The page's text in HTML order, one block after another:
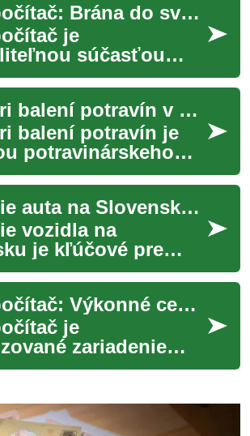
Herný počítač: Brána do sveta virtuálnej zábavy
je
súčasťou
nadšencov
zábavy. Tento
zázrak ponúk...
Práca pri balení potravín v Slovensku
balení potravín je
potravinárskeho
ktorá zahŕňa
balenie a kontrolu
Poistenie auta na Slovensku: Kompletný sprievodca
vozidla na
je kľúčové pre
majiteľa auta. Tento
vysvetľuje
PZP, možnosť...
Herný počítač: Výkonné centrum zábavy a technológie
je
zariadenie
tak, aby
optimálny
hrania hier. Tento